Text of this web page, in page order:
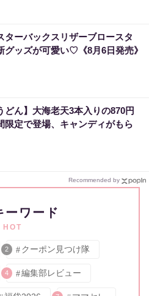
ターバックスリザーブロースタ
グッズが可愛い♡《8月6日発売》
どん】大海老天3本入りの870円
限定で登場、キャンディがもら
Recommended by
ーワード
HOT
2 クーポン見つけ隊
4 編集部レビュー